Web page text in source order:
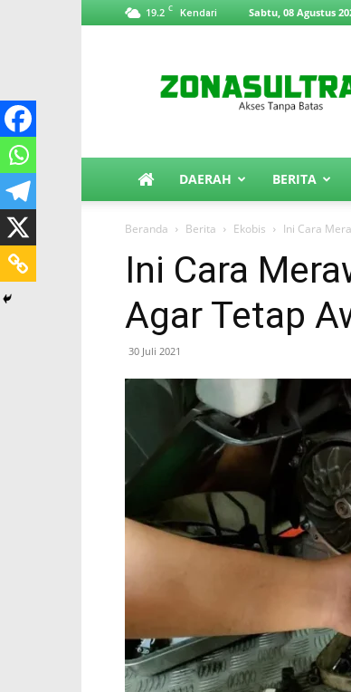
19.2 C Kendari Sabtu, 08 Agustus
DAERAH BERITA
Beranda Berita Ekobis Ini Cara
Ini Cara
Agar Tetap
30 Juli 2021